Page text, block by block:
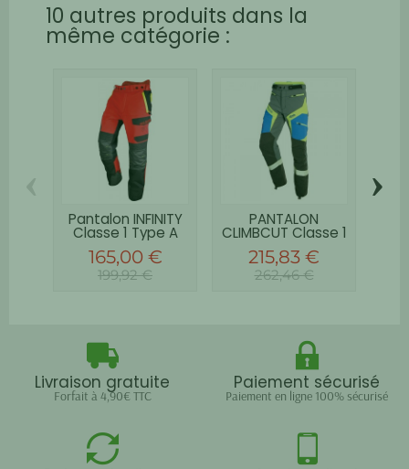
10 autres produits dans la
même catégorie :
Pantalon INFINITY
Classe 1 Type A
165,00 €
199,92 €
PANTALON
CLIMBCUT Classe 1
Type A
215,83 €
262,46 €
›
Livraison gratuite
Forfait à 4,90€ TTC
Paiement sécurisé
Paiement en ligne 100% sécurisé